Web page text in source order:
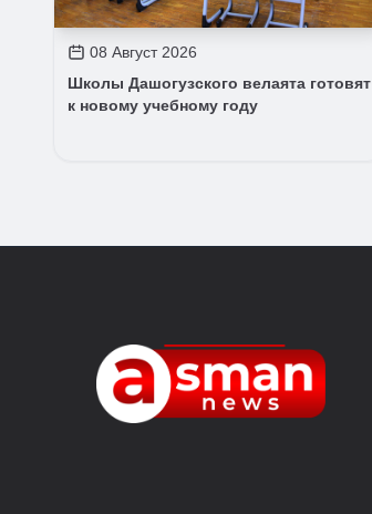
08 Август 2026
Школы Дашогузского велаята готовят
к новому учебному году